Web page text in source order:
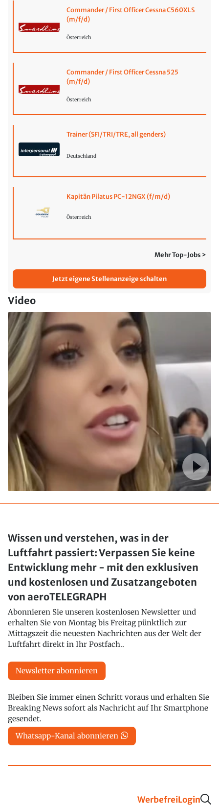
Commander / First Officer Cessna C560XLS
(m/f/d)
Österreich
Commander / First Officer Cessna 525
(m/f/d)
Österreich
Trainer (SFI/TRI/TRE, all genders)
Deutschland
Kapitän Pilatus PC-12NGX (f/m/d)
Österreich
Mehr Top-Jobs >
Jetzt eigene Stellenanzeige schalten
Video
Wissen und verstehen, was in der
Luftfahrt passiert: Verpassen Sie keine
Entwicklung mehr - mit den exklusiven
und kostenlosen und Zusatzangeboten
von aeroTELEGRAPH
Abonnieren Sie unseren kostenlosen Newsletter und
erhalten Sie von Montag bis Freitag pünktlich zur
Mittagszeit die neuesten Nachrichten aus der Welt der
Luftfahrt direkt in Ihr Postfach..
Newsletter abonnieren
Bleiben Sie immer einen Schritt voraus und erhalten Sie
Breaking News sofort als Nachricht auf Ihr Smartphone
gesendet.
Whatsapp-Kanal abonnieren
WerbefreiLogin